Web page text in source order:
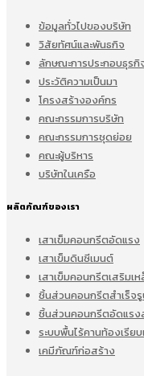
ข้อมูลทั่วไปของบริษัท
วิสัยทัศน์และพันธกิจ
ลักษณะการประกอบธุรกิ
ประวัติความเป็นมา
โครงสร้างองค์กร
คณะกรรมการบริษัท
คณะกรรมการชุดย่อย
คณะผู้บริหาร
บริษัทในเครือ
ผลิตภัณฑ์ของเรา
เสาเข็มคอนกรีตอัดแรง
เสาเข็มดินซีเมนต์
เสาเข็มคอนกรีตเสริมเ
ชิ้นส่วนคอนกรีตสำเร็จ
ชิ้นส่วนคอนกรีตอัดแรง
ระบบพื้นไร้คานท้องเรี
เคมีภัณฑ์ก่อสร้าง